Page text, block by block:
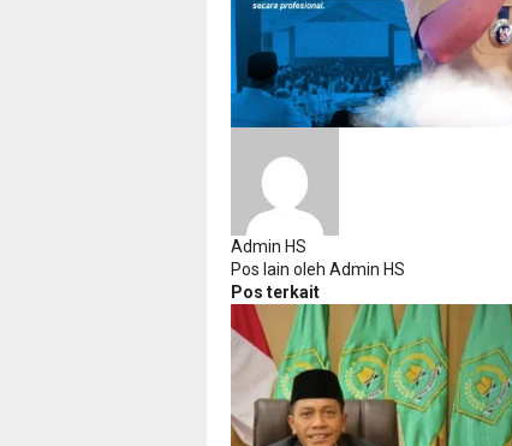
Admin HS
Pos lain oleh Admin HS
Pos terkait